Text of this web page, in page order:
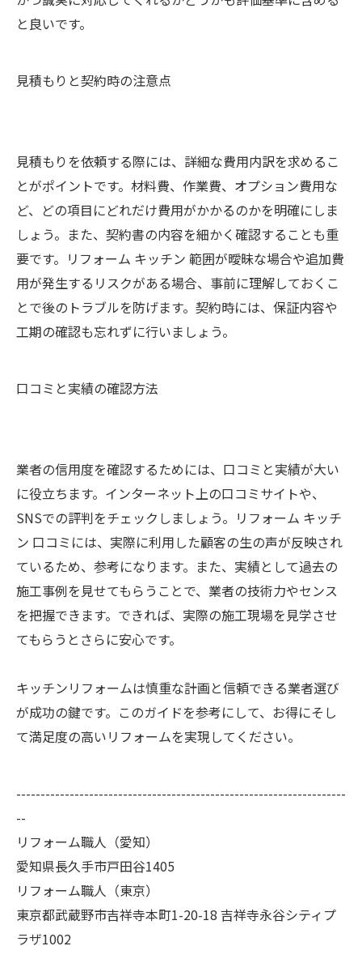
と良いです。
見積もりと契約時の注意点
見積もりを依頼する際には、詳細な費用内訳を求めるこ
とがポイントです。材料費、作業費、オプション費用な
ど、どの項目にどれだけ費用がかかるのかを明確にしま
しょう。また、契約書の内容を細かく確認することも重
要です。リフォーム キッチン 範囲が曖昧な場合や追加費
用が発生するリスクがある場合、事前に理解しておくこ
とで後のトラブルを防げます。契約時には、保証内容や
工期の確認も忘れずに行いましょう。
口コミと実績の確認方法
業者の信用度を確認するためには、口コミと実績が大い
に役立ちます。インターネット上の口コミサイトや、
SNSでの評判をチェックしましょう。リフォーム キッチ
ン 口コミには、実際に利用した顧客の生の声が反映され
ているため、参考になります。また、実績として過去の
施工事例を見せてもらうことで、業者の技術力やセンス
を把握できます。できれば、実際の施工現場を見学させ
てもらうとさらに安心です。
キッチンリフォームは慎重な計画と信頼できる業者選び
が成功の鍵です。このガイドを参考にして、お得にそし
て満足度の高いリフォームを実現してください。
--------------------------------------------------------------------
--
リフォーム職人（愛知）
愛知県長久手市戸田谷1405
リフォーム職人（東京）
東京都武蔵野市吉祥寺本町1-20-18 吉祥寺永谷シティプ
ラザ1002